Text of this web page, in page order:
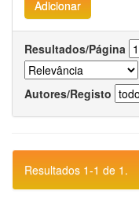
Resultados/Página
Autores/Registo
Resultados 1-1 de 1.